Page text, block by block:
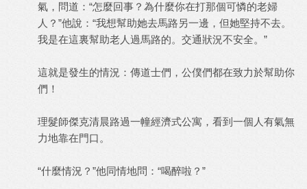
氣，問道：“怎麼回事？為什麼你在打那個可憐的老婦
人？”他說：“我想幫助她去馬路另一邊，但她堅持不去。
我是在這裏幫助老人過馬路的。交通狀況不安全。”
這就是發生的情況：傳道士們，公僕們都在致力於幫助你
們！
理髮師傑克清晨路過一幢經濟式公寓，看到一個人有氣無
力地靠在門口。
“什麼情況？”他同情地問：“喝醉啦？”